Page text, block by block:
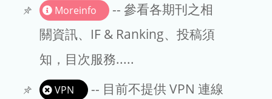
文章處理費
EndNote
Moreinfo
-- 參看各期刊之相
關資訊、IF & Ranking、投稿須
知，目次服務.....
VPN
-- 目前不提供 VPN 連線